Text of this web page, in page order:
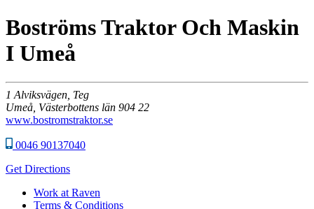
Boströms Traktor Och Maskin
I Umeå
1 Alviksvägen, Teg
Umeå, Västerbottens län 904 22
www.bostromstraktor.se
0046 90137040
Get Directions
Work at Raven
Terms & Conditions